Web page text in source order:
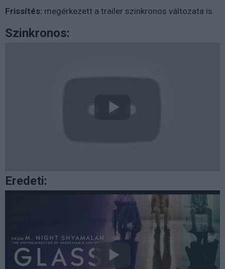
Frissítés: megérkezett a trailer szinkronos változata is.
Szinkronos:
Eredeti: